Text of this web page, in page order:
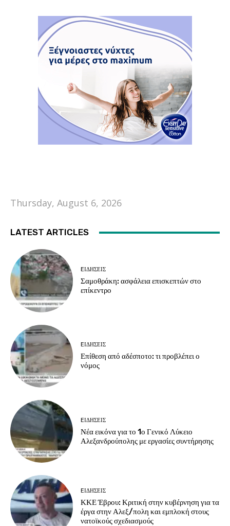
Thursday, August 6, 2026
LATEST ARTICLES
EΙΔΗΣΕΙΣ
Σαμοθράκη: ασφάλεια επισκεπτών στο
επίκεντρο
EΙΔΗΣΕΙΣ
Επίθεση από αδέσποτο: τι προβλέπει ο
νόμος
EΙΔΗΣΕΙΣ
Νέα εικόνα για το 1ο Γενικό Λύκειο
Αλεξανδρούπολης με εργασίες συντήρησης
EΙΔΗΣΕΙΣ
ΚΚΕ Έβρου: Κριτική στην κυβέρνηση για τα
έργα στην Αλεξ/πολη και εμπλοκή στους
νατοϊκούς σχεδιασμούς